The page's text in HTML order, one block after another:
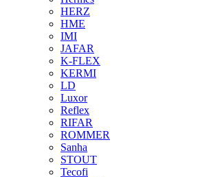
HERZ
HME
IMI
JAFAR
K-FLEX
KERMI
LD
Luxor
Reflex
RIFAR
ROMMER
Sanha
STOUT
Tecofi